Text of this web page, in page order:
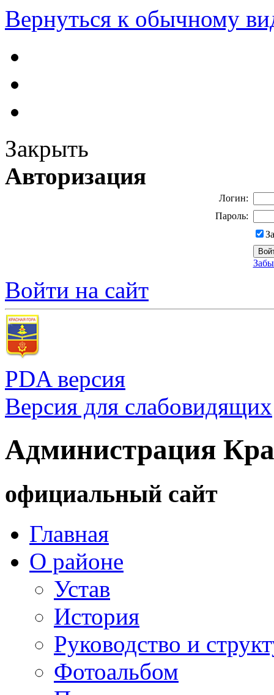
Вернуться к обычному
Закрыть
Авторизация
Логин:
Пароль:
Войти на сайт
PDA версия
Версия для слабовидящих
Администрация
официальный сайт
Главная
О районе
Устав
История
Руководство и
Фотоальбом